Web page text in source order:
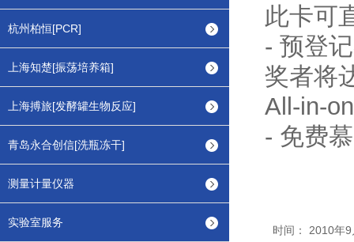
杭州柏恒[PCR]
上海知楚[振荡培养箱]
上海搏旅[发酵罐生物反应]
青岛永合创信[洗瓶冻干]
测量计量仪器
实验室服务
此卡可
- 预登
奖者将
All-in-
- 免费
时间： 2010年